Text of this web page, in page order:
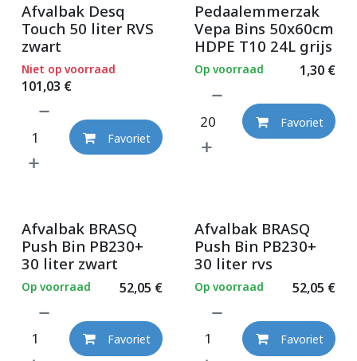
Afvalbak Desq
Touch 50 liter RVS
zwart
101,03 €
Niet op voorraad
Favoriet
Pedaalemmerzak
Vepa Bins 50x60cm
HDPE T10 24L grijs
1,30€
Op voorraad
Favoriet
Afvalbak BRASQ
Push Bin PB230+
30 liter zwart
52,05 €
Op voorraad
Favoriet
Afvalbak BRASQ
Push Bin PB230+
30 liter rvs
52,05 €
Op voorraad
Favoriet